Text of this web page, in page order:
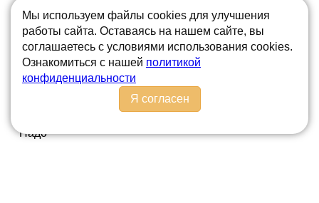
Сути,
Чётких светотеней
Игры.
И взглянуть в этот мир
Пусть почувствует он:
Надо
Мы используем файлы cookies для улучшения
работы сайта. Оставаясь на нашем сайте, вы
соглашаетесь с условиями использования cookies.
Ознакомиться с нашей политикой
конфиденциальности
Я согласен